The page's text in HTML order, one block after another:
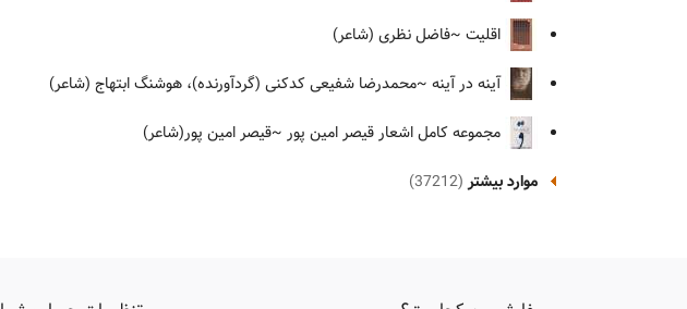
اقلیت ~فاضل نظری (شاعر)
آینه در آینه ~محمدرضا شفیعی کدکنی (گردآورنده)، هوشنگ ابتهاج (شاعر)
مجموعه کامل اشعار قیصر امین پور ~قیصر امین پور(شاعر)
موارد بیشتر (37212)